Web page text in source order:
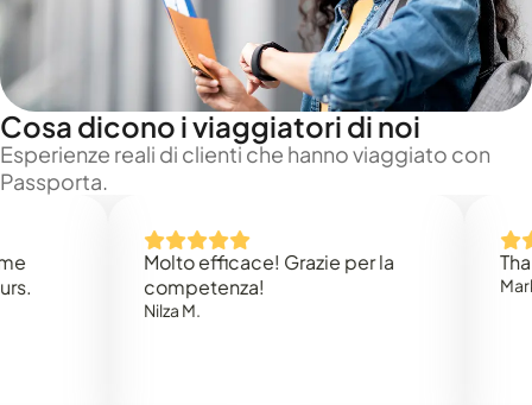
Cosa dicono i viaggiatori di noi
Esperienze reali di clienti che hanno viaggiato con
Passporta.
Molto efficace! Grazie per la
competenza!
Thank
Mark N.